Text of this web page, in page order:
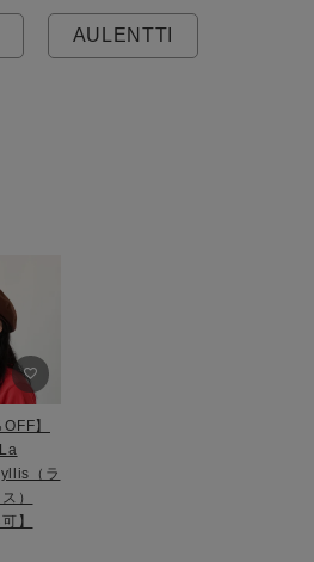
AULENTTI
】
（ラ
）
】